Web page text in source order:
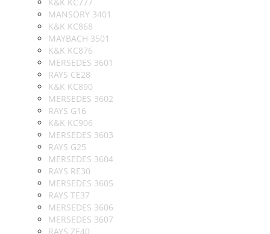
MANSORY 3401
K&K KC868
MAYBACH 3501
K&K KC876
MERSEDES 3601
RAYS CE28
K&K KC890
MERSEDES 3602
RAYS G16
K&K KC906
MERSEDES 3603
RAYS G25
MERSEDES 3604
RAYS RE30
MERSEDES 3605
RAYS TE37
MERSEDES 3606
MERSEDES 3607
RAYS ZE40